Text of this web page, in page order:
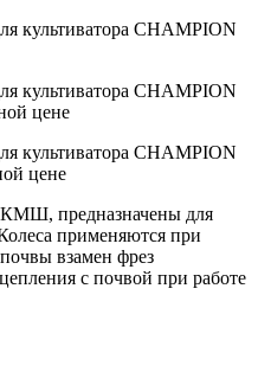
культиватора CHAMPION
культиватора CHAMPION
цене
культиватора CHAMPION
цене
КМШ, предназначены для
применяются при
взамен фрез
с почвой при работе